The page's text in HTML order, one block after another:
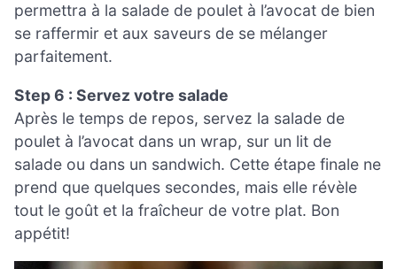
permettra à la salade de poulet à l’avocat de bien
se raffermir et aux saveurs de se mélanger
parfaitement.
Step 6 : Servez votre salade
Après le temps de repos, servez la salade de
poulet à l’avocat dans un wrap, sur un lit de
salade ou dans un sandwich. Cette étape finale ne
prend que quelques secondes, mais elle révèle
tout le goût et la fraîcheur de votre plat. Bon
appétit!